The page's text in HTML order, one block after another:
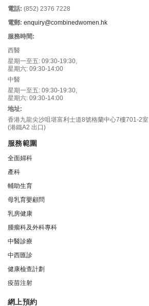
電話: (852) 2376 7228
電郵: enquiry@combinedwomen.hk
服務時間:
西醫
星期一至五: 09:30-19:30,
星期六: 09:30-14:00
中醫
星期一至五: 09:30-19:30,
星期六: 09:30-14:00
地址:
香港九龍尖沙咀堪富利士道8號格蘭中心7樓701-2室
(港鐵A2 出口)
服務範圍
全面婦科
產科
輔助生育
母乳育嬰顧問
乳房健康
腫瘤科及外科專科
中醫診療
中西匯診
健康檢查計劃
疫苗注射
網上預約